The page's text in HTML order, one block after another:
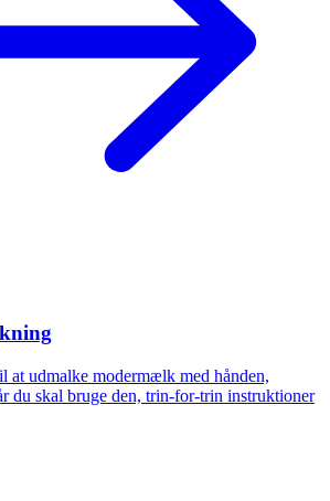
udmalke modermælk med hånden,
du skal bruge den, trin-for-trin instruktioner